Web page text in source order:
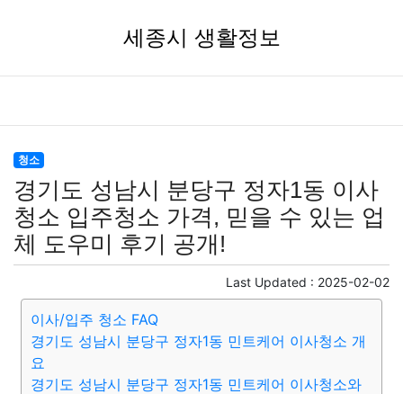
세종시 생활정보
청소
경기도 성남시 분당구 정자1동 이사
청소 입주청소 가격, 믿을 수 있는 업
체 도우미 후기 공개!
Last Updated : 2025-02-02
이사/입주 청소 FAQ
경기도 성남시 분당구 정자1동 민트케어 이사청소 개
요
경기도 성남시 분당구 정자1동 민트케어 이사청소와